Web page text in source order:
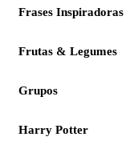
Frases Inspiradoras
Frutas & Legumes
Grupos
Harry Potter